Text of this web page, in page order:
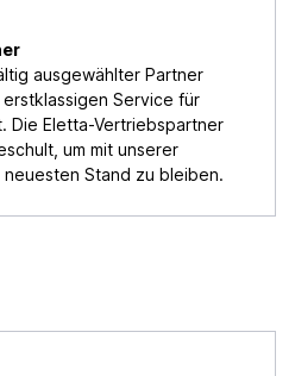
ausgewählter Partner
Service für
Die Eletta-Vertriebspartner
um mit unserer
Stand zu bleiben.